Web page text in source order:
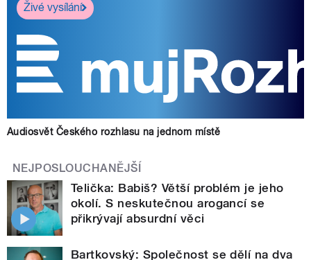
Živé vysílání
Audiosvět Českého rozhlasu na jednom místě
NEJPOSLOUCHANĚJŠÍ
Telička: Babiš? Větší problém je jeho
okolí. S neskutečnou arogancí se
přikrývají absurdní věci
Bartkovský: Společnost se dělí na dva